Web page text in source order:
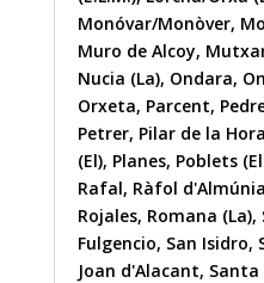
Monóvar/Monòver,
Muro de Alcoy,
Nucia (La), Ondara,
Orxeta, Parcent,
Petrer, Pilar de la
(El), Planes, Poblets
Rafal, Ràfol
Rojales, Romana (La),
Fulgencio, San Isidro,
Joan d'Alacant, Santa